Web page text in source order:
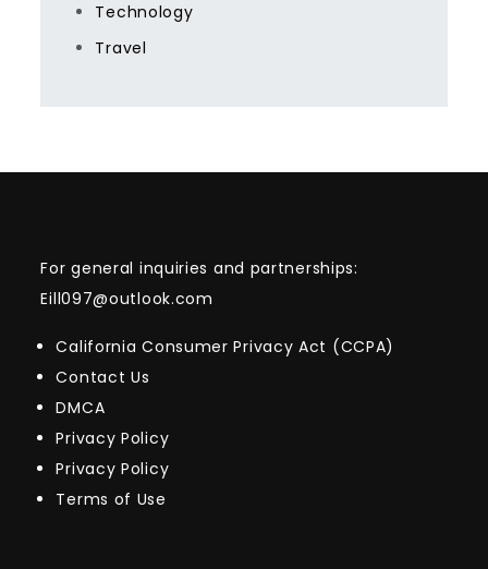
Technology
Travel
For general inquiries and partnerships:
Eill097@outlook.com
California Consumer Privacy Act (CCPA)
Contact Us
DMCA
Privacy Policy
Privacy Policy
Terms of Use